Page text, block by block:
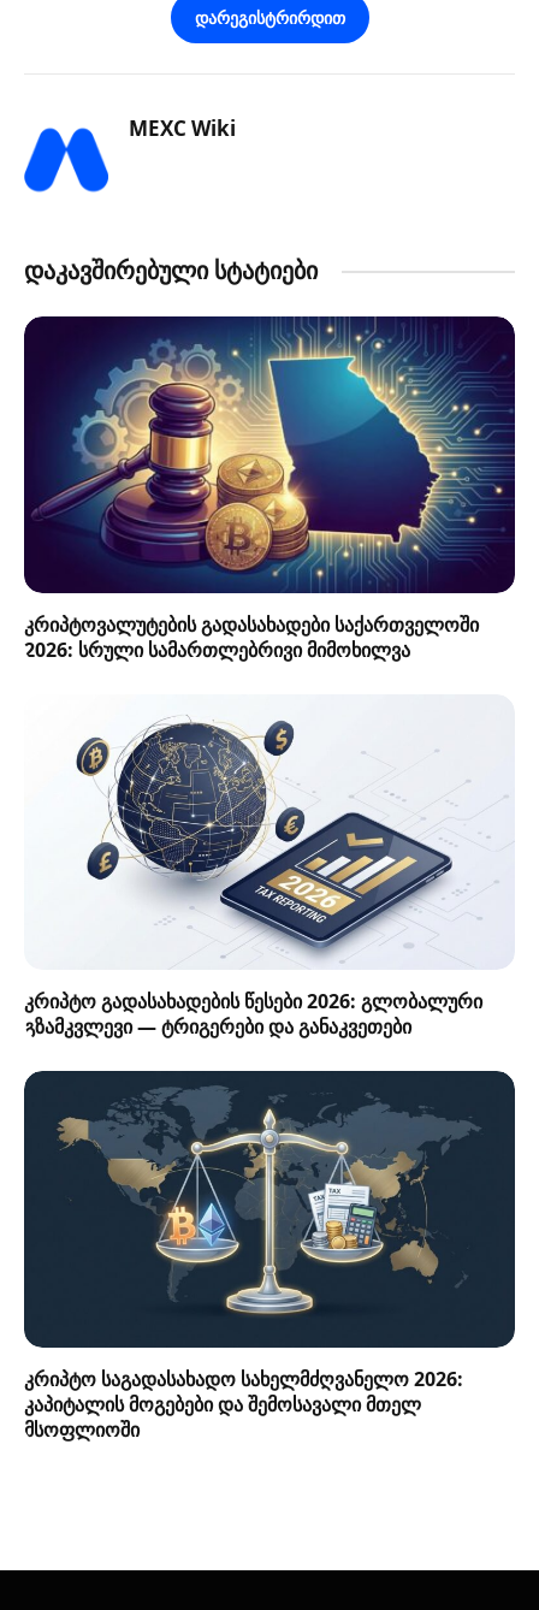
დარეგისტრირდით
MEXC Wiki
დაკავშირებული სტატიები
კრიპტოვალუტების გადასახადები საქართველოში
2026: სრული სამართლებრივი მიმოხილვა
კრიპტო გადასახადების წესები 2026: გლობალური
გზამკვლევი — ტრიგერები და განაკვეთები
კრიპტო საგადასახადო სახელმძღვანელო 2026:
კაპიტალის მოგებები და შემოსავალი მთელ
მსოფლიოში